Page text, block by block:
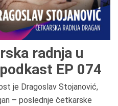
radnja u
EP 074
je Dragoslav Stojanović,
– poslednje četkarske